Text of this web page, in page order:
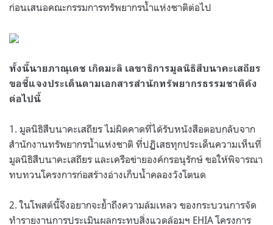
ก่อนเสนอคณะกรรมการทรัพยากรน้ำแห่งชาติต่อไป
ทั้งนี้นายภาณุเดช เกิดมะลิ เลขาธิการมูลนิธิสืบนาคะเสถียร
ขอชี้แจงประเด็นตามเอกสารสำนักทรัพยากรธรรมชาติดัง
ต่อไปนี้
1. มูลนิธิสืบนาคะเสถียร ไม่ผิดคาดที่ได้รับหนังสือตอบกลับจาก
สำนักงานทรัพยากรน้ำแห่งชาติ ที่ปฏิเสธทุกประเด็นความเห็นที่
มูลนิธิสืบนาคะเสถียร และเครือข่ายองค์กรอนุรักษ์ ขอให้พิจารณา
ทบทวนโครงการก่อสร้างอ่างเก็บน้ำคลองวังโตนด
2. ในโพสต์นี้จึงอยากจะย้ำถึงความล้มเหลว ของกระบวนการจัด
ทำรายงานการประเมินผลกระทบสิ่งแวดล้อมฯ EHIA โครงการ